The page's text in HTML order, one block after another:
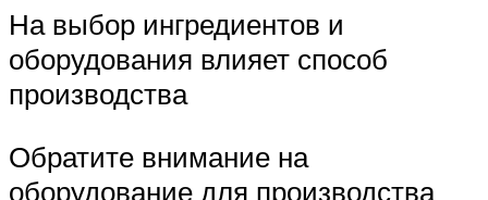
На выбор ингредиентов и
оборудования влияет способ
производства
Обратите внимание на
оборудование для производства